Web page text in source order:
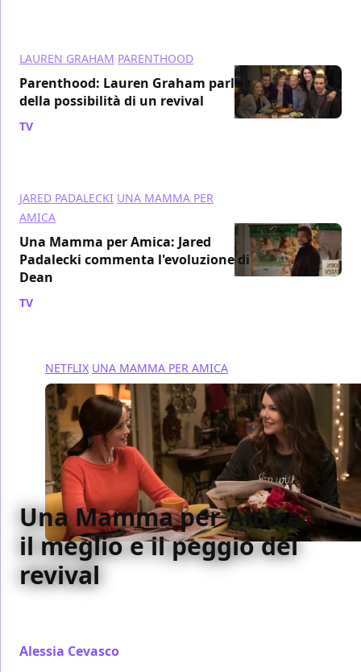
LAUREN GRAHAM PARENTHOOD
Parenthood: Lauren Graham parla
della possibilità di un revival
TV
JARED PADALECKI UNA MAMMA PER
AMICA
Una Mamma per Amica: Jared
Padalecki commenta l'evoluzione di
Dean
TV
NETFLIX UNA MAMMA PER AMICA
Una Mamma per Amica:
il meglio e il peggio del
revival
Alessia Cevasco